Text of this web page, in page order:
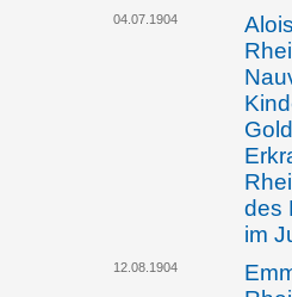
04.07.1904
des
im
12.08.1904